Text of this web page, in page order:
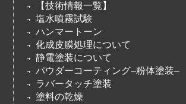
【技術情報一覧】
塩水噴霧試験
ハンマートーン
化成皮膜処理について
静電塗装について
パウダーコーティング–粉体塗装–
ラバータッチ塗装
塗料の乾燥